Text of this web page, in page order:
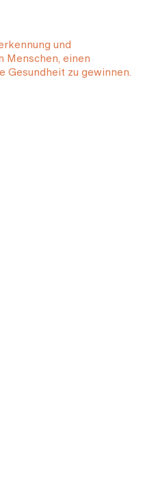
und
Menschen, einen
Gesundheit zu gewinnen.